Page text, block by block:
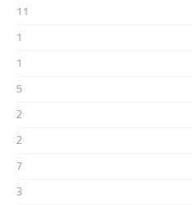
11
1
1
5
2
2
7
3